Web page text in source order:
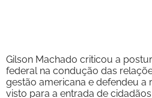
Gilson Machado criticou a
federal na condução das
gestão americana e defendeu a
visto para a entrada de